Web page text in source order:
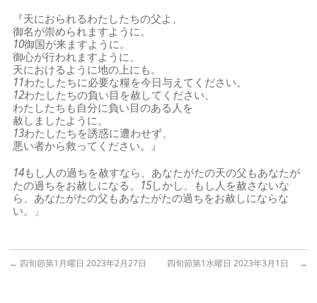
『天におられるわたしたちの父よ、
御名が崇められますように。
10御国が来ますように。
御心が行われますように、
天におけるように地の上にも。
11わたしたちに必要な糧を今日与えてください。
12わたしたちの負い目を赦してください、
わたしたちも自分に負い目のある人を
赦しましたように。
13わたしたちを誘惑に遭わせず、
悪い者から救ってください。』
14もし人の過ちを赦すなら、あなたがたの天の父もあなたが
たの過ちをお赦しになる。 15しかし、もし人を赦さないな
ら、あなたがたの父もあなたがたの過ちをお赦しにならな
い。」
← 四旬節第1月曜日 2023年2月27日 四旬節第1水曜日 2023年3月1日 →